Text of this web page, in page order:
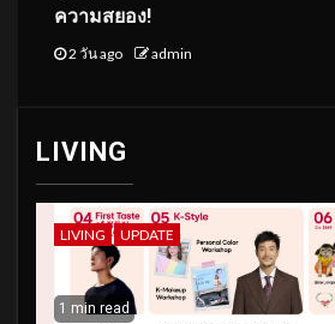
ความสยอง!
2 วัน ago admin
LIVING
LIVING UPDATE
1 min read